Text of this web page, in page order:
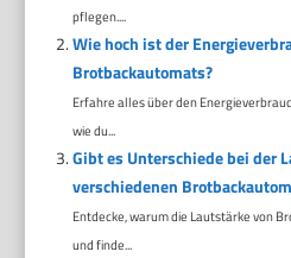
pflegen....
Wie hoch ist der
Brotbackautomats?
Erfahre alles über den
wie du...
Gibt es Unterschiede bei der
verschiedenen
Entdecke, warum die Lautstärke von
und finde...